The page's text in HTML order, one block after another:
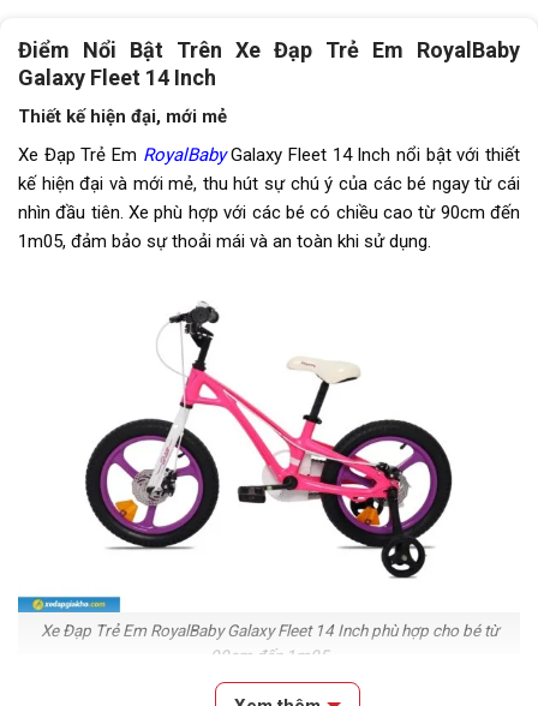
Dĩa 1 tầng
Trọng lượng xe
Trọng lượng thùng 10kg-90x19x50
Yên ROYALMG
Chiều cao phù hợp
Thông số kỹ thuật có thể sẽ
được thay đổi từ nhà sản xuất
nhằm nâng cao chất lượng sản
phẩm
Điểm Nổi Bật Trên Xe Đạp Trẻ Em RoyalBaby
Galaxy Fleet 14 Inch
Thiết kế hiện đại, mới mẻ
Xe Đạp Trẻ Em RoyalBabyGalaxy Fleet 14 Inch nổi bật với thiết
kế hiện đại và mới mẻ, thu hút sự chú ý của các bé ngay từ cái
nhìn đầu tiên. Xe phù hợp với các bé có chiều cao từ 90cm đến
1m05, đảm bảo sự thoải mái và an toàn khi sử dụng.
Xe Đạp Trẻ Em RoyalBaby Galaxy Fleet 14 Inch phù hợp cho bé từ
90cm đến 1m05